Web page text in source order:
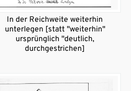
In der Reichweite weiterhin
unterlegen [statt "weiterhin"
ursprünglich "deutlich,
durchgestrichen]